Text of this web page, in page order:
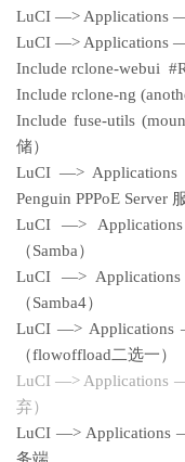
LuCI —> Applications
LuCI —> Applications
Include rclone-webui
Include rclone-ng
Include fuse-utils
储）
LuCI —> Applications
Penguin PPPoE Server
LuCI —>
（Samba）
LuCI —>
（Samba4）
LuCI —> Applications
（flowoffload二选一）
LuCI —> Applications
弃）
LuCI —> Applications